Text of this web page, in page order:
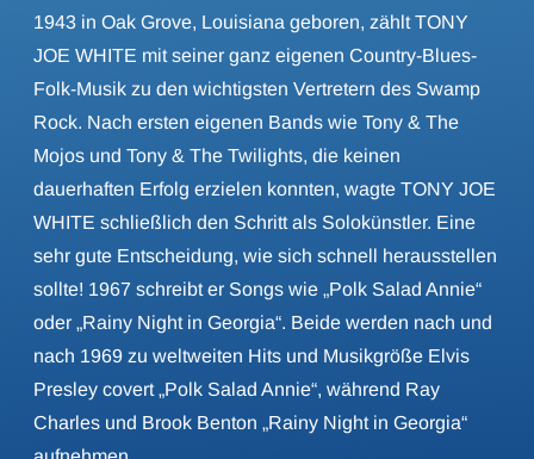
1943 in Oak Grove, Louisiana geboren, zählt TONY
JOE WHITE mit seiner ganz eigenen Country-Blues-
Folk-Musik zu den wichtigsten Vertretern des Swamp
Rock. Nach ersten eigenen Bands wie Tony & The
Mojos und Tony & The Twilights, die keinen
dauerhaften Erfolg erzielen konnten, wagte TONY JOE
WHITE schließlich den Schritt als Solokünstler. Eine
sehr gute Entscheidung, wie sich schnell herausstellen
sollte! 1967 schreibt er Songs wie „Polk Salad Annie“
oder „Rainy Night in Georgia“. Beide werden nach und
nach 1969 zu weltweiten Hits und Musikgröße Elvis
Presley covert „Polk Salad Annie“, während Ray
Charles und Brook Benton „Rainy Night in Georgia“